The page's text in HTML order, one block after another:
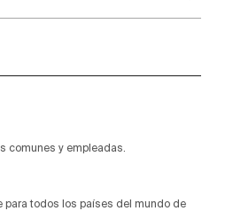
comunes y empleadas.
para todos los países del mundo de